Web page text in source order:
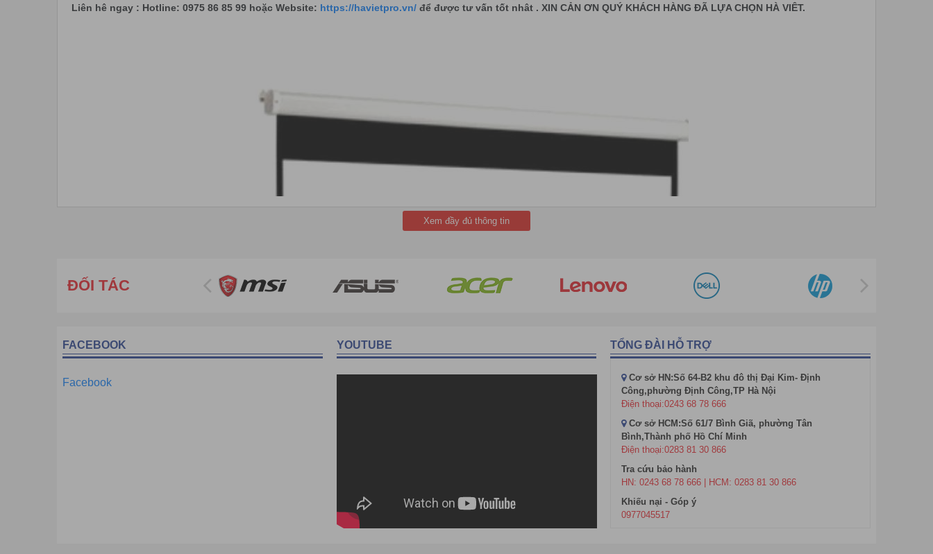
Liên hê ngay : Hotline: 0975 86 85 99 hoặc Website: https://havietpro.vn/ để được tư vấn tốt nhât . XIN CẢN ƠN QUÝ KHÁCH HÀNG ĐÃ LỰA CHỌN HÀ VIÊT.
( màn hình Projector) với giá tốt nhất bảo hành 1 năm - chất lượng vải màn tốt nhất
là màn chiếu treo tường có Remote điều khiển từ xa với chất lượng vải màn sơn tĩnh điện,
Xem đầy đủ thông tin
ĐỐI TÁC
FACEBOOK
Facebook
YOUTUBE TỔNG ĐÀI HỖ TRỢ
Cơ sở HN:Số 64-B2 khu đô thị Đại Kim- Định
Công,phường Định Công,TP Hà Nội
Điện thoại:0243 68 78 666
Cơ sở HCM:Số 61/7 Bình Giã, phường Tân
Bình,Thành phố Hồ Chí Minh
Điện thoại:0283 81 30 866
Tra cứu bảo hành
HN: 0243 68 78 666 | HCM: 0283 81 30 866
Khiếu nại - Góp ý
0977045517